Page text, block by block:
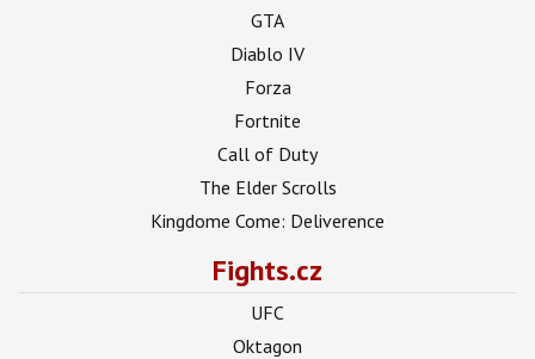
GTA
Diablo IV
Forza
Fortnite
Call of Duty
The Elder Scrolls
Kingdome Come: Deliverence
Fights.cz
UFC
Oktagon